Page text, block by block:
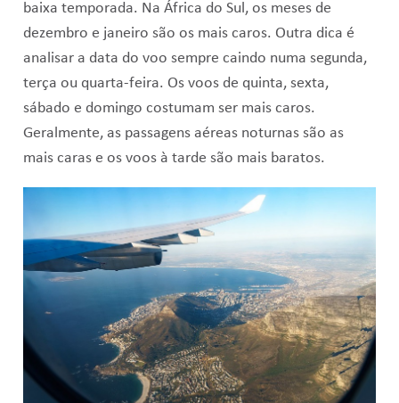
baixa temporada. Na África do Sul, os meses de
dezembro e janeiro são os mais caros. Outra dica é
analisar a data do voo sempre caindo numa segunda,
terça ou quarta-feira. Os voos de quinta, sexta,
sábado e domingo costumam ser mais caros.
Geralmente, as passagens aéreas noturnas são as
mais caras e os voos à tarde são mais baratos.